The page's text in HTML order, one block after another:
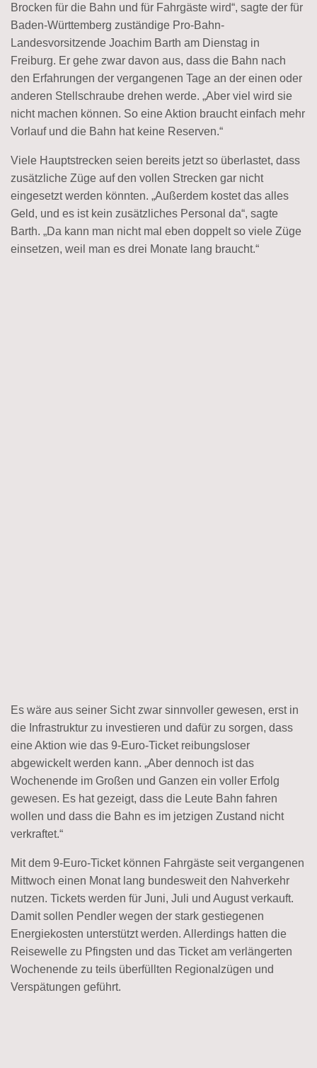
Brocken für die Bahn und für Fahrgäste wird“, sagte der für
Baden-Württemberg zuständige Pro-Bahn-
Landesvorsitzende Joachim Barth am Dienstag in
Freiburg. Er gehe zwar davon aus, dass die Bahn nach
den Erfahrungen der vergangenen Tage an der einen oder
anderen Stellschraube drehen werde. „Aber viel wird sie
nicht machen können. So eine Aktion braucht einfach mehr
Vorlauf und die Bahn hat keine Reserven.“
Viele Hauptstrecken seien bereits jetzt so überlastet, dass
zusätzliche Züge auf den vollen Strecken gar nicht
eingesetzt werden könnten. „Außerdem kostet das alles
Geld, und es ist kein zusätzliches Personal da“, sagte
Barth. „Da kann man nicht mal eben doppelt so viele Züge
einsetzen, weil man es drei Monate lang braucht.“
Es wäre aus seiner Sicht zwar sinnvoller gewesen, erst in
die Infrastruktur zu investieren und dafür zu sorgen, dass
eine Aktion wie das 9-Euro-Ticket reibungsloser
abgewickelt werden kann. „Aber dennoch ist das
Wochenende im Großen und Ganzen ein voller Erfolg
gewesen. Es hat gezeigt, dass die Leute Bahn fahren
wollen und dass die Bahn es im jetzigen Zustand nicht
verkraftet.“
Mit dem 9-Euro-Ticket können Fahrgäste seit vergangenen
Mittwoch einen Monat lang bundesweit den Nahverkehr
nutzen. Tickets werden für Juni, Juli und August verkauft.
Damit sollen Pendler wegen der stark gestiegenen
Energiekosten unterstützt werden. Allerdings hatten die
Reisewelle zu Pfingsten und das Ticket am verlängerten
Wochenende zu teils überfüllten Regionalzügen und
Verspätungen geführt.